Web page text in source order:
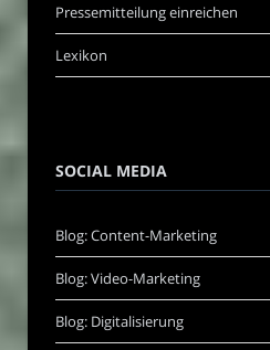
Pressemitteilung einreichen
Lexikon
SOCIAL MEDIA
Blog: Content-Marketing
Blog: Video-Marketing
Blog: Digitalisierung